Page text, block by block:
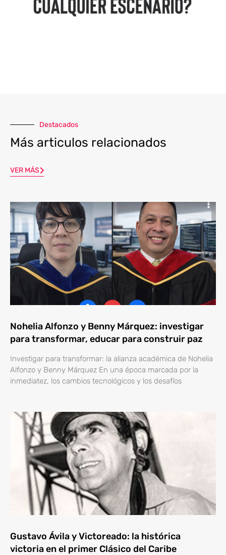
Destacados
Más articulos relacionados
VER MÁS
Nohelia Alfonzo y Benny Márquez: investigar
para transformar, educar para construir paz
Investigar para transformar: la alianza académica de Nohelia
Alfonzo y Benny Márquez En una época marcada por la
inmediatez, los cambios tecnológicos y los desafíos
Gustavo Ávila y Victoreado: la histórica
victoria en el primer Clásico del Caribe